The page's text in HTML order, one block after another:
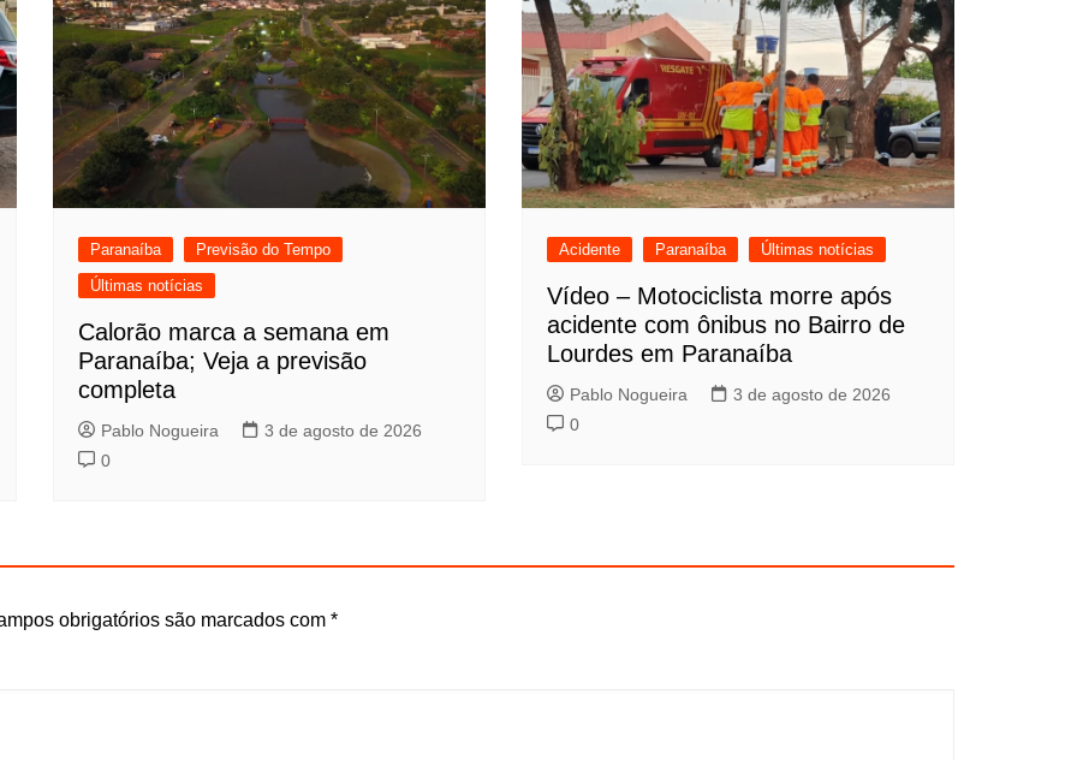
Paranaíba
Previsão do Tempo
Últimas notícias
Calorão marca a semana em
Paranaíba; Veja a previsão
completa
Pablo Nogueira
3 de agosto de 2026
0
Acidente Paranaíba Últimas notícias
Vídeo – Motociclista morre após
acidente com ônibus no Bairro de
Lourdes em Paranaíba
Pablo Nogueira
3 de agosto de 2026
0
obrigatórios são marcados com *